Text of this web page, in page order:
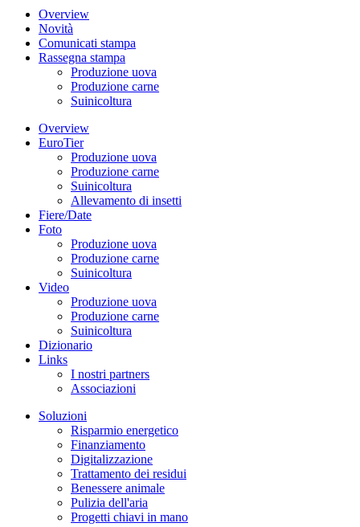
Overview
Novità
Comunicati stampa
Rassegna stampa
Produzione uova
Produzione carne
Suinicoltura
Overview
EuroTier
Produzione uova
Produzione carne
Suinicoltura
Allevamento di insetti
Fiere/Date
Foto
Produzione uova
Produzione carne
Suinicoltura
Video
Produzione uova
Produzione carne
Suinicoltura
Dizionario
Links
I nostri partners
Associazioni
Soluzioni
Risparmio energetico
Finanziamento
Digitalizzazione
Trattamento dei residui
Benessere animale
Pulizia dell'aria
Progetti chiavi in mano